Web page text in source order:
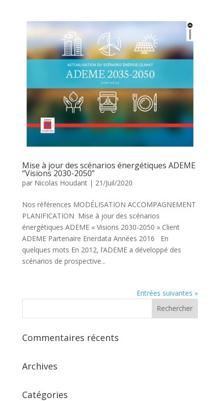
Mise à jour des scénarios énergétiques ADEME
“Visions 2030-2050”
par Nicolas Houdant| 21/Juil/2020
Nos références MODÉLISATION ACCOMPAGNEMENT
PLANIFICATION Mise à jour des scénarios
énergétiques ADEME « Visions 2030-2050 » Client
ADEME Partenaire Enerdata Années 2016 En
quelques mots En 2012, l’ADEME a développé des
scénarios de prospective...
Entrées suivantes »
Commentaires récents
Archives
Catégories